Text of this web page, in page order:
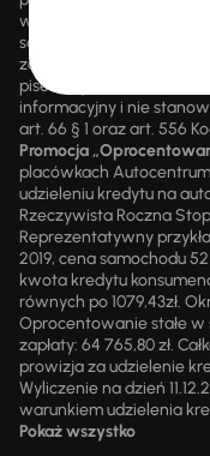
wsteczną. Szczegółowe
są przez upoważnionych
zastrzega sobie prawo
pisemnej. Prezentowane
informacyjny i nie
art. 66 § 1 oraz art. 556
Promocja
placówkach
udzieleniu kredytu na
Rzeczywista Roczna
Reprezentatywny
2019, cena samochodu 52
kwota kredytu
równych po 1079,43zł.
Oprocentowanie stałe w
zapłaty: 64 765,80 zł.
prowizja za udzielenie
Wyliczenie na dzień
warunkiem udzielenia
Pokaż wszystko